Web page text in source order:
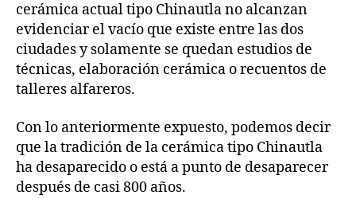
cerámica actual tipo Chinautla no alcanzan
evidenciar el vacío que existe entre las dos
ciudades y solamente se quedan estudios de
técnicas, elaboración cerámica o recuentos de
talleres alfareros.
Con lo anteriormente expuesto, podemos decir
que la tradición de la cerámica tipo Chinautla
ha desaparecido o está a punto de desaparecer
después de casi 800 años.